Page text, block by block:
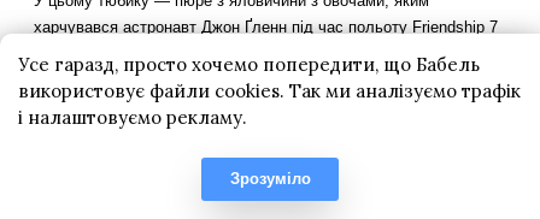
Усе гаразд, просто хочемо попередити, що Бабель
використовує файли cookies. Так ми аналізуємо трафік
і налаштовуємо рекламу.
Зрозуміло